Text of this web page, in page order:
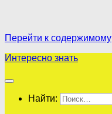
Перейти к содержимому
Интересно знать
Найти: